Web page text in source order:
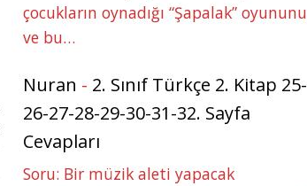
çocukların oynadığı “Şapalak” oyununu
ve bu…
Nuran - 2. Sınıf Türkçe 2. Kitap 25-
26-27-28-29-30-31-32. Sayfa
Cevapları
Soru: Bir müzik aleti yapacak